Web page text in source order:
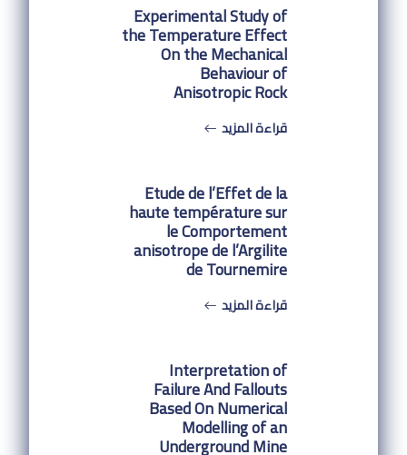
Experimental Study of
the Temperature Effect
On the Mechanical
Behaviour of
Anisotropic Rock
قراءة المزيد
Etude de l’Effet de la
haute température sur
le Comportement
anisotrope de l’Argilite
de Tournemire
قراءة المزيد
Interpretation of
Failure And Fallouts
Based On Numerical
Modelling of an
Underground Mine